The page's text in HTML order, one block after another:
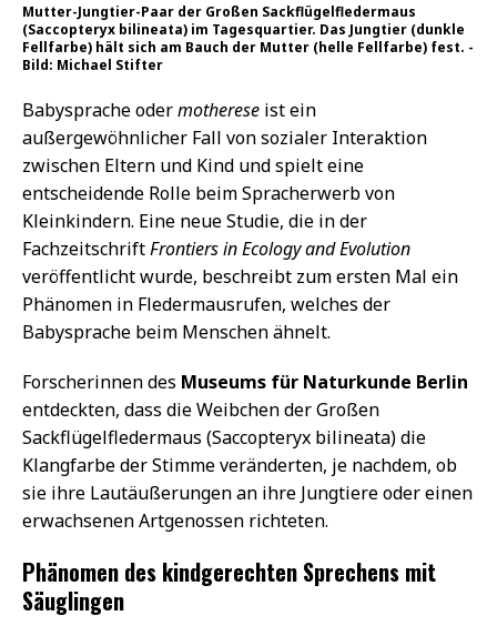
Mutter-Jungtier-Paar der Großen Sackflügelfledermaus
(Saccopteryx bilineata) im Tagesquartier. Das Jungtier (dunkle
Fellfarbe) hält sich am Bauch der Mutter (helle Fellfarbe) fest. -
Bild: Michael Stifter
Babysprache odermotherese ist ein
außergewöhnlicher Fall von sozialer Interaktion
zwischen Eltern und Kind und spielt eine
entscheidende Rolle beim Spracherwerb von
Kleinkindern. Eine neue Studie, die in der
FachzeitschriftFrontiers in Ecology and Evolution
veröffentlicht wurde, beschreibt zum ersten Mal ein
Phänomen in Fledermausrufen, welches der
Babysprache beim Menschen ähnelt.
Forscherinnen des Museums für Naturkunde Berlin
entdeckten, dass die Weibchen der Großen
Sackflügelfledermaus (Saccopteryx bilineata) die
Klangfarbe der Stimme veränderten, je nachdem, ob
sie ihre Lautäußerungen an ihre Jungtiere oder einen
erwachsenen Artgenossen richteten.
Phänomen des kindgerechten Sprechens mit
Säuglingen